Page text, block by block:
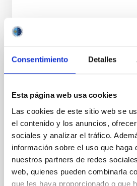
Consentimiento Detalles
Esta página web usa cookies
Las cookies de este sitio web se
el contenido y los anuncios,
sociales y analizar el tráfico.
información sobre el uso que haga
nuestros partners de redes
web, quienes pueden combinarla
que les haya proporcionado o que
PUBLICACIÓN
period Rocky Planet and Its
Transiting the Galactic
561
We report the discovery of TOI-
system in the galactic thick disk
ultra-short-period planet. This